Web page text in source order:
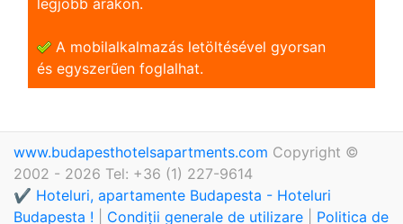
A mobilalkalmazás letöltésével gyorsan
és egyszerũen foglalhat.
www.budapesthotelsapartments.com Copyright ©
2002 - 2026 Tel: +36 (1) 227-9614
✔️ Hoteluri, apartamente Budapesta - Hoteluri
Budapesta !
Condiții generale de utilizare
Politica de